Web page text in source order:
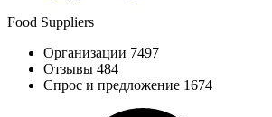
Food Suppliers
Организации 7497
Отзывы 484
Спрос и предложение 1674